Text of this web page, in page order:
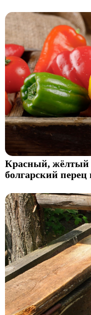
Красный, жёлтый
болгарский перец